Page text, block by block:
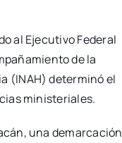
al Ejecutivo Federal
de la
(INAH) determinó el
ministeriales.
una demarcación